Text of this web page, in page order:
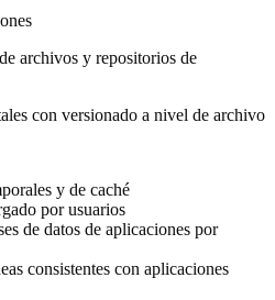
archivos y repositorios de
con versionado a nivel de archivo
y de caché
por usuarios
de datos de aplicaciones por
consistentes con aplicaciones